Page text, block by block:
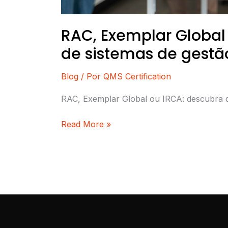
RAC, Exemplar
de sistemas de
Blog / Por QMS Certification
RAC, Exemplar Global ou IRCA:
Read More »